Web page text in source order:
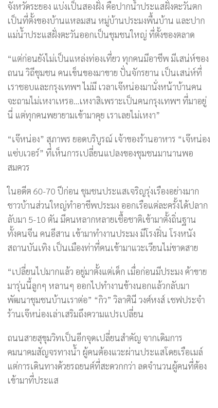
จังหวัดระยอง แบ่งเป็นสองฝั่ง คือปากน้ำประแสฝั่งตะวันตก
เป็นที่ตั้งของบ้านแหลมสน หมู่บ้านประมงพื้นบ้าน และปาก
แม่น้ำประแสฝั่งตะวันออกเป็นชุมชนใหญ่ ที่ตั้งของตลาด
“แต่ก่อนยังไม่เป็นแหล่งท่องเที่ยว ทุกคนมีอาชีพ มีเสน่ห์ของ
ถนน วิถีชุมชน คนเข็นของมาขาย ปั่นจักรยาน เป็นเสน่ห์ที่
เราชอบและกรุงเทพฯ ไม่มี เวลาเจ๊หน่องมานั่งหน้าบ้านคน
จะถามไม่เหงาเหรอ…เหงาสิเพราะเป็นคนกรุงเทพฯ ที่มาอยู่
นี่ แต่ทุกคนพยายามเข้ามาคุย เราเลยไม่เหงา”
“เจ๊หน่อง” สุภาพร ยอดบริบูรณ์ เจ้าของร้านอาหาร “เจ๊หน่อง
แซ่บเวอร์” ที่เห็นการเปลี่ยนแปลงของชุมชนมานานพอ
สมควร
ในอดีต 60-70 ปีก่อน ชุมชนประแสเจริญรุ่งเรืองอย่างมาก
ชาวบ้านส่วนใหญ่ทำอาชีพประมง ออกเรือแต่ละครั้งได้ปลาก
ลับมา 5-10 ตัน มีคนหลากหลายเชื้อชาติเข้ามาตั้งถิ่นฐาน
ทั้งคนจีน คนอีสาน เข้ามาทำงานประมง มีโรงฝิ่น โรงหนัง
สถานบันเทิง เป็นเมืองท่าที่คนเข้ามาแวะเวียนไม่ขาดสาย
“เปลี่ยนไปมากแล้ว อยู่มาตั้งแต่เด็ก เมื่อก่อนมีประมง ค้าขาย
มารุ่นนี้ลูกๆ หลานๆ ออกไปทำงานข้างนอกแล้วกลับมา
พัฒนาชุมชนบ้านเราต่อ” “กิว” วิลาศินี วงศ์หงส์ เชฟประจำ
ร้านเจ๊หน่องเล่าเสริมถึงความแปรเปลี่ยน
ถนนสายสุขุมวิทเป็นอีกจุดเปลี่ยนสำคัญ จากเดิมการ
คมนาคมสัญจรทางน้ำ ผู้คนต้องแวะผ่านประแสโดยเรือเมล์
แต่การเดินทางด้วยรถยนต์ที่สะดวกกว่า ลดจำนวนผู้คนที่ต้อง
เข้ามาที่ประแส